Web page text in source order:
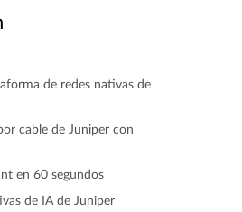
de redes nativas de
cable de Juniper con
en 60 segundos
de IA de Juniper